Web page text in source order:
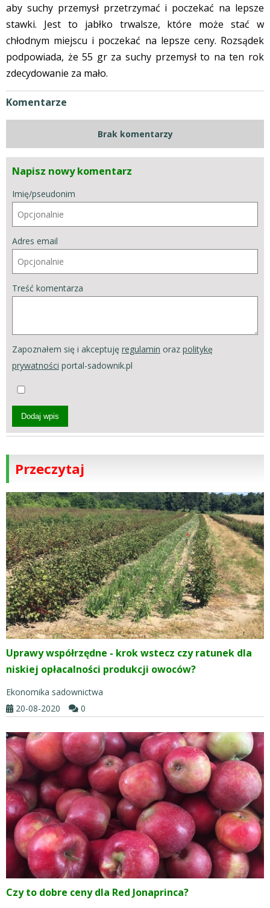
aby suchy przemysł przetrzymać i poczekać na lepsze
stawki. Jest to jabłko trwalsze, które może stać w
chłodnym miejscu i poczekać na lepsze ceny. Rozsądek
podpowiada, że 55 gr za suchy przemysł to na ten rok
zdecydowanie za mało.
Komentarze
Brak komentarzy
Napisz nowy komentarz
Imię/pseudonim
Adres email
Treść komentarza
Zapoznałem się i akceptuję regulamin oraz politykę
prywatności portal-sadownik.pl
Dodaj wpis
Przeczytaj
Uprawy współrzędne - krok wstecz czy ratunek dla
niskiej opłacalności produkcji owoców?
Ekonomika sadownictwa
20-08-2020
0
Czy to dobre ceny dla Red Jonaprinca?